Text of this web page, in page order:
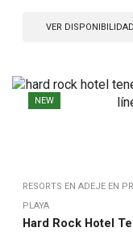
VER DISPONIBILIDAD
NEW
RESORTS EN ADEJE EN
PLAYA
Hard Rock Hotel